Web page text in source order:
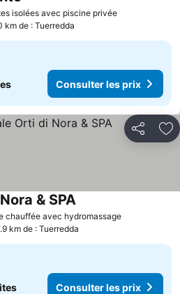
isolées avec piscine privée
km de : Tuerredda
Consulter les prix
Partager
chauffée avec hydromassage
& SPA
km de : Tuerredda
Consulter les prix